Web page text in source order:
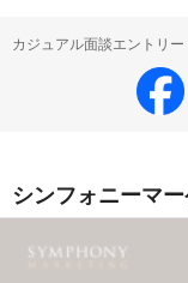
カジュアル面談エントリ
シンフォニーマ